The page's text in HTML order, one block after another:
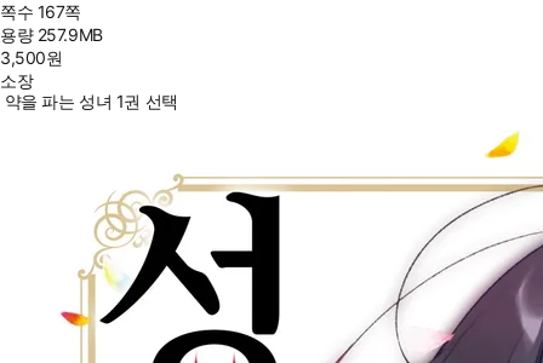
쪽수 167쪽
용량 257.9MB
3,500원
소장
약을 파는 성녀 1권 선택